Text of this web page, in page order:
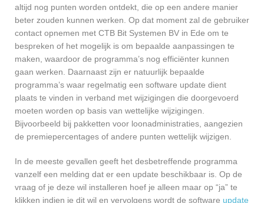
altijd nog punten worden ontdekt, die op een andere manier
beter zouden kunnen werken. Op dat moment zal de gebruiker
contact opnemen met CTB Bit Systemen BV in Ede om te
bespreken of het mogelijk is om bepaalde aanpassingen te
maken, waardoor de programma’s nog efficiënter kunnen
gaan werken. Daarnaast zijn er natuurlijk bepaalde
programma’s waar regelmatig een software update dient
plaats te vinden in verband met wijzigingen die doorgevoerd
moeten worden op basis van wettelijke wijzigingen.
Bijvoorbeeld bij pakketten voor loonadministraties, aangezien
de premiepercentages of andere punten wettelijk wijzigen.
In de meeste gevallen geeft het desbetreffende programma
vanzelf een melding dat er een update beschikbaar is. Op de
vraag of je deze wil installeren hoef je alleen maar op “ja” te
klikken indien je dit wil en vervolgens wordt de software update